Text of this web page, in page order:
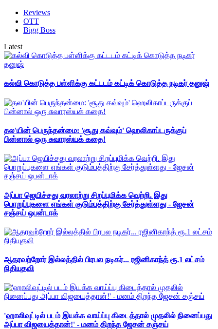
Reviews
OTT
Bigg Boss
Latest
கல்வி கொடுத்த பள்ளிக்கு கட்டடம் கட்டிக் கொடுத்த நடிகர் தனுஷ்
தல'யின் பெருந்தன்மை: 'சூது கவ்வும்' ஹெலிகாப்டருக்குப்
பின்னால் ஒரு சுவாரஸ்யக் கதை!
அப்பா ஜெயிச்சது வரலாற்று சிறப்புமிக்க வெற்றி. இது
பொறுப்புகளை எங்கள் குடும்பத்திற்கு சேர்த்துள்ளது - ஜேசன்
சஞ்சய் ஒபன்டாக்
ஆதரவற்றோர் இல்லத்தில் பிரபல நடிகர்... ரஜினிகாந்த் ரூ.1 லட்சம்
நிதியுதவி
'ஹாலிவுட்டில் படம் இயக்க வாய்ப்பு கிடைத்தால் முதலில் நினைப்பது
அப்பா விஜயைத்தான்!' - மனம் திறந்த ஜேசன் சஞ்சய்